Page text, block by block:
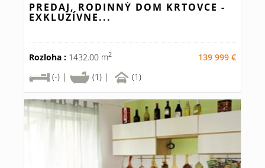
PREDAJ, RODINNÝ DOM KRTOVCE -
EXKLUZÍVNE...
Rozloha : 1432.00 m2
139 999 €
(-) |
(1) | (1)